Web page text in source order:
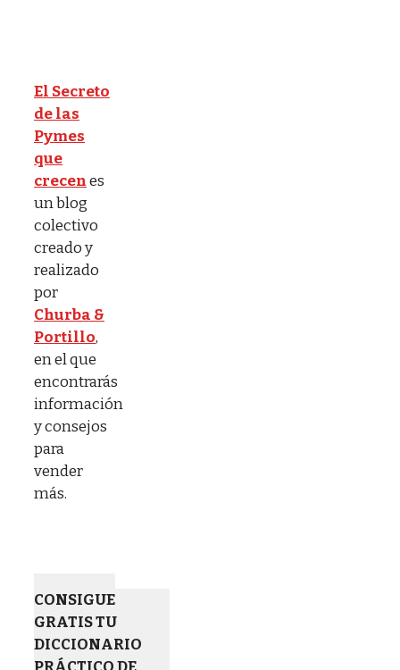
El Secreto
de las
Pymes
que
crecenes
un blog
colectivo
creado y
realizado
por
Churba &
Portillo,
en el que
encontrarás
información
y consejos
para
vender
más.
CONSIGUE
GRATIS TU
DICCIONARIO